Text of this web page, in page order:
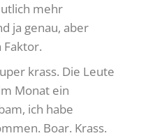
mehr
ja genau, aber
krass. Die Leute
Monat ein
ich habe
Boar. Krass.